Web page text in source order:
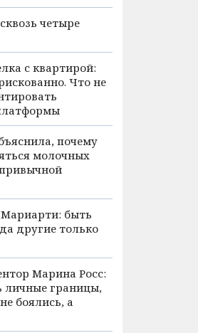
четыре
с квартирой:
Что не
почему
молочных
быть
другие только
Марина Росс:
личные границы,
боялись, а